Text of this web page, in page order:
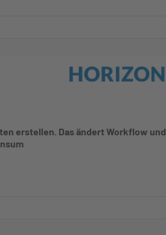
erstellen. Das ändert Workflow und